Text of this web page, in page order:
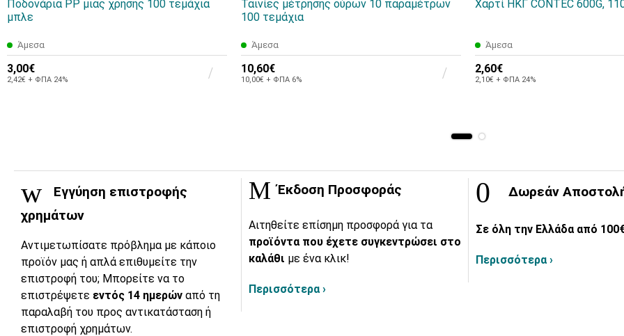
Ποδονάρια PP μιας χρήσης 100 τεμάχια
μπλε
Άμεσα
3,00€
2,42€ + ΦΠΑ 24%
Ταινίες μέτρησης ούρων 10 παραμέτρων
100 τεμάχια
Άμεσα
10,60€
10,00€ + ΦΠΑ 6%
Χαρτί ΗΚΓ CONTEC 600G,
Άμεσα
2,60€
2,10€ + ΦΠΑ 24%
Εγγύηση επιστροφής
χρημάτων
Αντιμετωπίσατε πρόβλημα με κάποιο
προϊόν μας ή απλά επιθυμείτε την
επιστροφή του; Μπορείτε να το
επιστρέψετε εντός 14 ημερών από τη
παραλαβή του προς αντικατάσταση ή
επιστροφή χρημάτων.
Έκδοση Προσφοράς
Αιτηθείτε επίσημη προσφορά για τα
προϊόντα που έχετε συγκεντρώσει στο
καλάθι με ένα κλικ!
Περισσότερα ›
Δωρεάν
Σε όλη την Ελλάδα από
Περισσότερα ›